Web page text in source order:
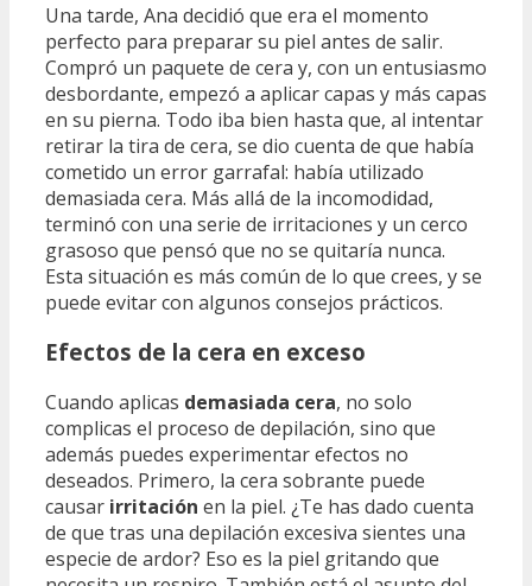
Una tarde, Ana decidió que era el momento
perfecto para preparar su piel antes de salir.
Compró un paquete de cera y, con un entusiasmo
desbordante, empezó a aplicar capas y más capas
en su pierna. Todo iba bien hasta que, al intentar
retirar la tira de cera, se dio cuenta de que había
cometido un error garrafal: había utilizado
demasiada cera. Más allá de la incomodidad,
terminó con una serie de irritaciones y un cerco
grasoso que pensó que no se quitaría nunca.
Esta situación es más común de lo que crees, y se
puede evitar con algunos consejos prácticos.
Efectos de la cera en exceso
Cuando aplicas demasiada cera, no solo
complicas el proceso de depilación, sino que
además puedes experimentar efectos no
deseados. Primero, la cera sobrante puede
causar irritación en la piel. ¿Te has dado cuenta
de que tras una depilación excesiva sientes una
especie de ardor? Eso es la piel gritando que